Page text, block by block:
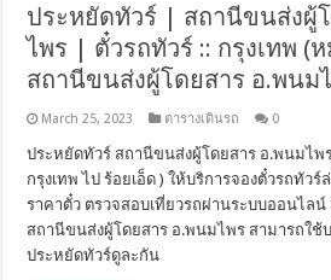
ประหยัดทัวร์ | สถานีขนส่งผู้
ไพร | ตั๋วรถทัวร์ :: กรุงเทพ (
สถานีขนส่งผู้โดยสาร อ.พนม
March 25, 2023 ตารางเดินรถ 0
ประหยัดทัวร์ สถานีขนส่งผู้โดยสาร อ.พนมไพ
กรุงเทพ ไป ร้อยเอ็ด ) ให้บริการจองตั๋วรถทัวร์
ราคาตั๋ว ตรวจสอบเที่ยวรถผ่านระบบออนไลน์
สถานีขนส่งผู้โดยสาร อ.พนมไพร สามารถใช้
ประหยัดทัวร์ดูละกัน